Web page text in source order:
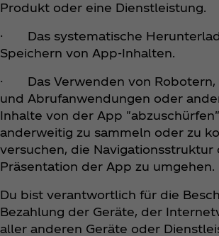
Produkt oder eine Dienstleistung.
· Das systematische
Speichern von App-Inhalten.
· Das Verwenden von Robotern,
und Abrufanwendungen oder
Inhalte von der App
anderweitig zu sammeln oder zu
versuchen, die Navigationsstruktur
Präsentation der App zu umgehen.
Du bist verantwortlich für die
Bezahlung der Geräte, der
aller anderen Geräte oder